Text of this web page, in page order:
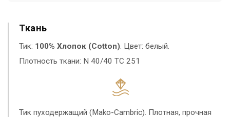
Ткань
Тик: 100% Хлопок (Cotton). Цвет: белый.
Плотность ткани: N 40/40 TC 251
Тик пуходержащий (Mako-Cambric). Плотная, прочная